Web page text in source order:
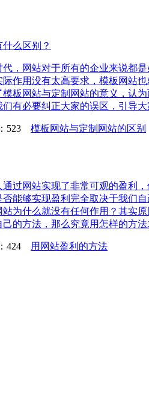
么区别？
，网站对于所有的企业来说都
作用没有太高要求，模板网站
板网站与定制网站的意义，认
有必要纠正大家的误区，引导
523 模板网站与定制网站的区别
过网站实现了非常可观的盈利
能够实现盈利完全取决于我们
为什么就没有任何作用？其实
的方法，那么究竟用怎样的方
424 用网站盈利的方法